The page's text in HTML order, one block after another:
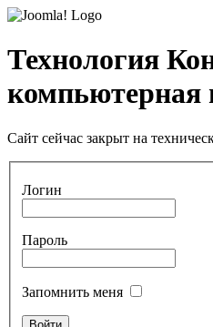
Технология
Сайт сейчас закрыт на
Логин
Пароль
Запомнить меня